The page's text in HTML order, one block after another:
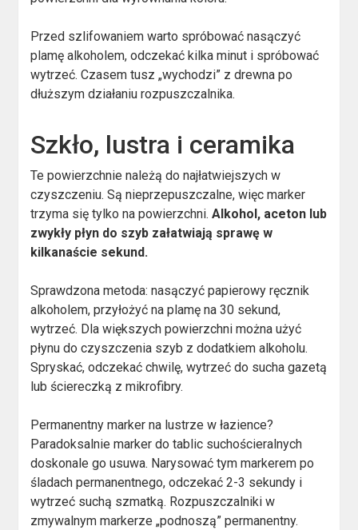
Przed szlifowaniem warto spróbować nasączyć
plamę alkoholem, odczekać kilka minut i spróbować
wytrzeć. Czasem tusz „wychodzi” z drewna po
dłuższym działaniu rozpuszczalnika.
Szkło, lustra i ceramika
Te powierzchnie należą do najłatwiejszych w
czyszczeniu. Są nieprzepuszczalne, więc marker
trzyma się tylko na powierzchni.Alkohol, aceton lub
zwykły płyn do szyb załatwiają sprawę w
kilkanaście sekund.
Sprawdzona metoda: nasączyć papierowy ręcznik
alkoholem, przyłożyć na plamę na 30 sekund,
wytrzeć. Dla większych powierzchni można użyć
płynu do czyszczenia szyb z dodatkiem alkoholu.
Spryskać, odczekać chwilę, wytrzeć do sucha gazetą
lub ściereczką z mikrofibry.
Permanentny marker na lustrze w łazience?
Paradoksalnie marker do tablic suchościeralnych
doskonale go usuwa. Narysować tym markerem po
śladach permanentnego, odczekać 2-3 sekundy i
wytrzeć suchą szmatką. Rozpuszczalniki w
zmywalnym markerze „podnoszą” permanentny.